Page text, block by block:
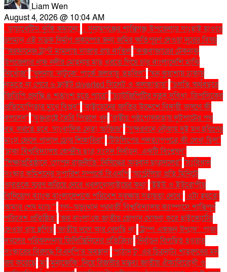
Liam Wen
August 4, 2026 @ 10:04 AM
. ডায়াবেটিস ঝুঁকি কমানো: । সুনামগঞ্জের শান্তিগঞ্জ উপজেলার সাংহাই হাওরে
চলমান এই সড়ক নির্মাণ প্রকল্পের জন্য জমির ক্ষতিপূরণ দেওয়া দূরের বিষয়
''অরফানেজ ট্রাস্ট মামলায় সাজার রায় বাতিল''কক্সবাজারের টেকনাফ
উপজেলার নাফ নদীর মোহনায় মাছ ধরতে গিয়ে চার বাংলাদেশি মাঝি
নিখোঁজ'' ''খুলনায় ‘নাটুকে’ পার্কে জলবায়ু তহবিল'' ''ঘন কুয়াশায় ঢাকায়
নামতে না পেরে ৬ ফ্লাইট diverted সিলেট ও কলকাতায়'' ''চলতি অর্থবছরে
জিডিপি প্রবৃদ্ধি ৪ শতাংশ হতে পারে'' ''চ্যাটজিপিটির নতুন সুবিধা: ডিপসিকের
প্রতিযোগিতার মুখে বিপ্লব'' ''বাইডেনের জাতির উদ্দেশে বিদায়ী ভাষণে কী
বললেন'' ''যুক্তরাষ্ট্রে তৈরি পিস্তলে খুন''রাষ্ট্রীয় পৃষ্ঠপোষকতায় লুটপাটের পথ
বন্ধ করতে হবে: সাংবাদিক নেতা আজিজ" ''সুন্দরবনে নৌকায় দুই মণ হরিণের
মাংস ফেলে পালাল চোর শিকারিরা'' 'টিউলিপের পদত্যাগপত্রে কী লেখা ছিল''
'ঢাকা বিশ্ববিদ্যালয় কেন্দ্রীয় ছাত্র সংসদ নির্বাচন: একটি বিশ্লেষণ''
'শিক্ষাপ্রতিষ্ঠানে ‘গোপন রাজনীতি’ নিষিদ্ধের আহ্বান ছাত্রদলের'' 'সংবিধান
সংস্কার কমিশনের সুপারিশ সম্পর্কে বিএনপি ‘অস্ট্রেলিয়া প্রতি মিনিটে
ভারতকে স্মরণ করিয়ে দেবে ধবলধোলাইয়ের কথা’ ‘ইইউ ও ইউরোপীয়
বিনিয়োগ ব্যাংক বাংলাদেশকে পরিবেশ সুরক্ষায় সহায়তা দেবে’ ‘এটা হয়তো
আমার শেষ ম্যাচ’" ‘গণ–অভ্যুত্থান পরবর্তী বিশ্ববিদ্যালয় ক্যাম্পাসে শান্তিপূর্ণ
পরিবেশ প্রতিষ্ঠিত’ ‘জয় বাংলা’কে জাতীয় স্লোগান ঘোষণা করে হাইকোর্টের
দেওয়া রায় স্থগিত ‘জাতীয় দলে আর খেলছি না’ ‘ট্রাম্প একজন উন্মাদ’: গাজা
দখলের পরিকল্পনায় ফিলিস্তিনিদের প্রতিক্রিয়া ‘নির্বাচন বিলম্বিত হওয়ার
সংস্কারের বিরুদ্ধে বিএনপি’র অবস্থান’ ‘পাঠান টু’ এর চিত্রনাট্য শাহরুখের মন
জয় করেছে ‘মা ‘মুনাফেকি’ নিয়ে রিজভীর মন্তব্য জাতীয় ঐক্যবিরোধী ও